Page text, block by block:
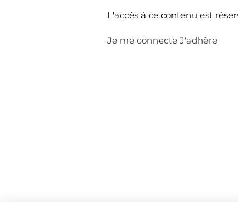
L'accès à ce contenu est
Je me connecte J'adhère